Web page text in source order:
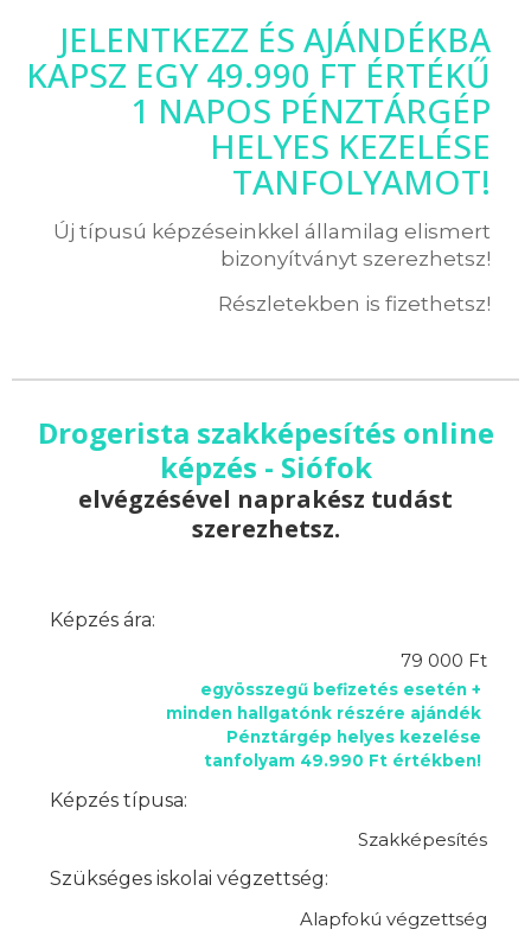
JELENTKEZZ ÉS AJÁNDÉKBA
KAPSZ EGY 49.990 FT ÉRTÉKŰ
1 NAPOS PÉNZTÁRGÉP
HELYES KEZELÉSE
TANFOLYAMOT!
Új típusú képzéseinkkel államilag elismert
bizonyítványt szerezhetsz!
Részletekben is fizethetsz!
Drogerista szakképesítés online
képzés - Siófok
elvégzésével naprakész tudást
szerezhetsz.
Képzés ára:
79 000 Ft
egyösszegű befizetés esetén +
minden hallgatónk részére ajándék
Pénztárgép helyes kezelése
tanfolyam 49.990 Ft értékben!
Képzés típusa:
Szakképesítés
Szükséges iskolai végzettség:
Alapfokú végzettség